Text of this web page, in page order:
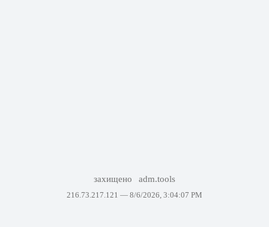
захищено adm.tools
216.73.217.121 — 8/6/2026, 3:04:07 PM